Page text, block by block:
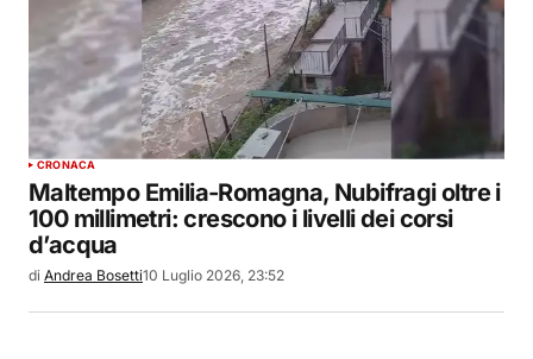
CRONACA
Maltempo Emilia-Romagna, Nubifragi oltre i
100 millimetri: crescono i livelli dei corsi
d’acqua
di Andrea Bosetti10 Luglio 2026, 23:52